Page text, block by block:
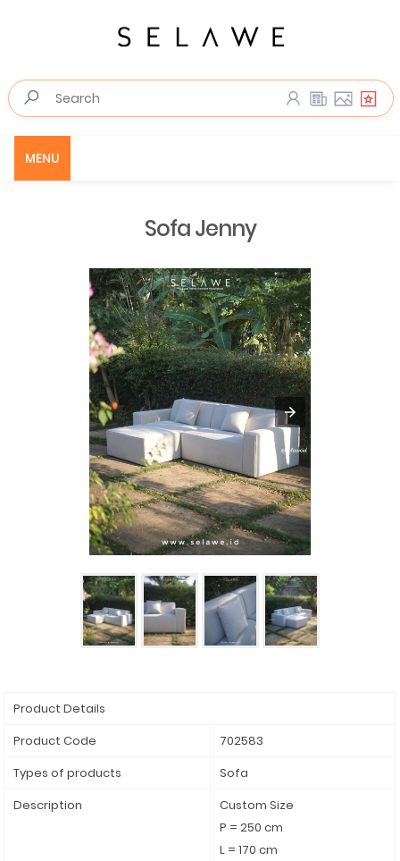
MENU
Sofa Jenny
Product Details
Product Code
702583
Types of products
Sofa
Description
Custom Size
P = 250 cm
L = 170 cm